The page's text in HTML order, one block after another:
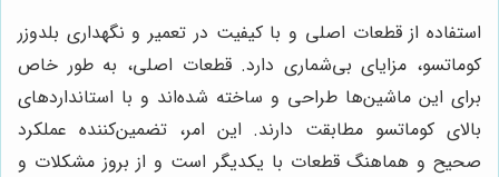
استفاده از قطعات اصلی و با کیفیت در تعمیر و نگهداری بلدوزر
کوماتسو، مزایای بی‌شماری دارد. قطعات اصلی، به طور خاص
برای این ماشین‌ها طراحی و ساخته شده‌اند و با استانداردهای
بالای کوماتسو مطابقت دارند. این امر، تضمین‌کننده عملکرد
صحیح و هماهنگ قطعات با یکدیگر است و از بروز مشکلات و